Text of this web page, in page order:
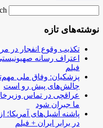
…
نوشته‌های تازه
تکذیب وقوع انفجار در
اعتراف رسانه
فیلم
پزشکیان: وفاق ملی
چالش‌های پیش رو است
عراقچی در تماس
ما جبران شود
پاشنه آشیل‌های آمریکا؛
در برابر ایران + فیلم